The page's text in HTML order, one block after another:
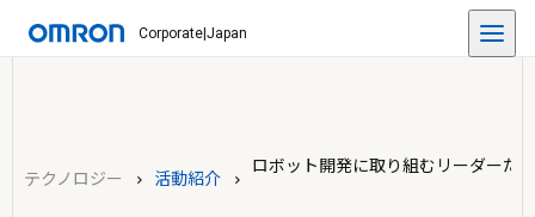
Corporate|Japan
テクノロジー 活動紹介
ロボット開発に取り組むリーダーた